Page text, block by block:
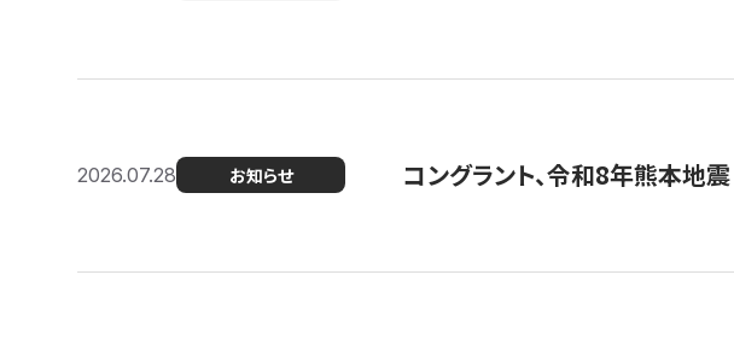
2026.07.28 お知らせ コングラント、令和8年熊本地